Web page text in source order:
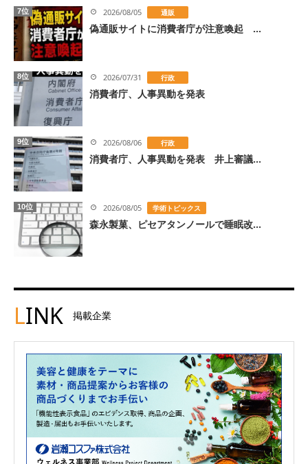
7位 2026/08/05 通販
偽通販サイトに消費者庁が注意喚起 ...
8位 2026/07/31 行政
消費者庁、人事異動を発表
9位 2026/08/06 行政
消費者庁、人事異動を発表 井上審議...
10位 2026/08/05 学術トピックス
森永製菓、ピセアタンノールで睡眠改...
LINK 掲載企業